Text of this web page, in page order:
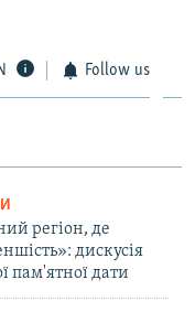
Follow us
регіон, де
дискусія
пам'ятної дати